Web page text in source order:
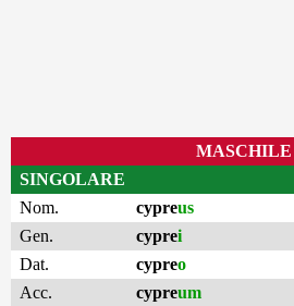
MASCHILE
SINGOLARE
Nom.
cypreus
Gen.
cyprei
Dat.
cypreo
Acc.
cypreum